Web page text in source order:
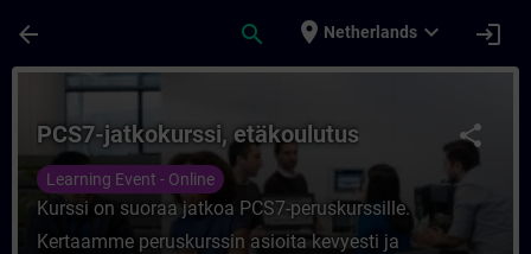
arrow_back search place Netherlands expand_more login
Course - PCS7-jatkokurssi, etäkoulutus
share
PCS7-jatkokurssi, etäkoulutus
Learning Event - Online
Kurssi on suoraa jatkoa PCS7-peruskurssille.
Kertaamme peruskurssin asioita kevyesti ja